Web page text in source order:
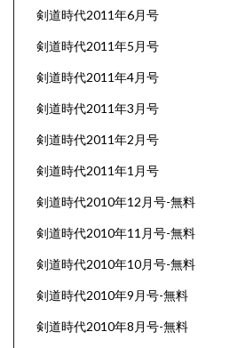
剣道時代2011年6月号
剣道時代2011年5月号
剣道時代2011年4月号
剣道時代2011年3月号
剣道時代2011年2月号
剣道時代2011年1月号
剣道時代2010年12月号-無料
剣道時代2010年11月号-無料
剣道時代2010年10月号-無料
剣道時代2010年9月号-無料
剣道時代2010年8月号-無料